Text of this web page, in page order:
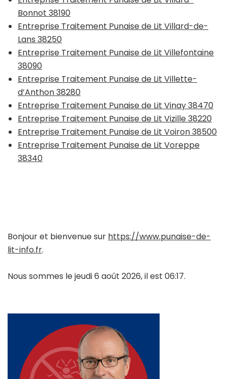
Bonnot 38190
Entreprise Traitement Punaise de Lit Villard-de-
Lans 38250
Entreprise Traitement Punaise de Lit Villefontaine
38090
Entreprise Traitement Punaise de Lit Villette-
d’Anthon 38280
Entreprise Traitement Punaise de Lit Vinay 38470
Entreprise Traitement Punaise de Lit Vizille 38220
Entreprise Traitement Punaise de Lit Voiron 38500
Entreprise Traitement Punaise de Lit Voreppe
38340
Bonjour et bienvenue sur https://www.punaise-de-
lit-info.fr.
Nous sommes le jeudi 6 août 2026, il est 06:17.